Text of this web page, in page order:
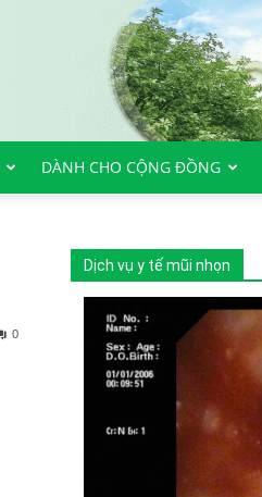
DÀNH CHO CỘNG ĐỒNG
0
Dịch vụ y tế mũi nhọn